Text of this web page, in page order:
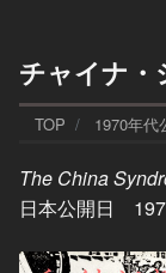
チャイナ・
TOP 1970年代
The China
日本公開日